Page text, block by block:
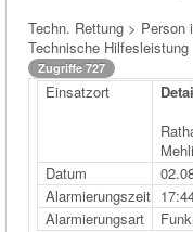
Techn. Rettung > Person
Technische Hilfesleistung
Zugriffe 727
Einsatzort
Datum
Alarmierungszeit
Alarmierungsart